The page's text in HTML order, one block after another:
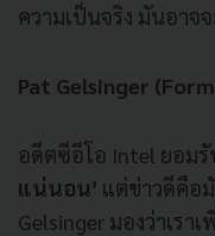
ความเป็นจริง มันอาจ
Pat Gelsinger
อดีตซีอีโอ Intel ยอมรั
แน่นอน’ แต่ข่าวดีคือ
Gelsinger มองว่าเรา